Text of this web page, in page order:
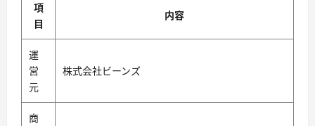
項
目
内容
運
営
元
株式会社ビーンズ
商